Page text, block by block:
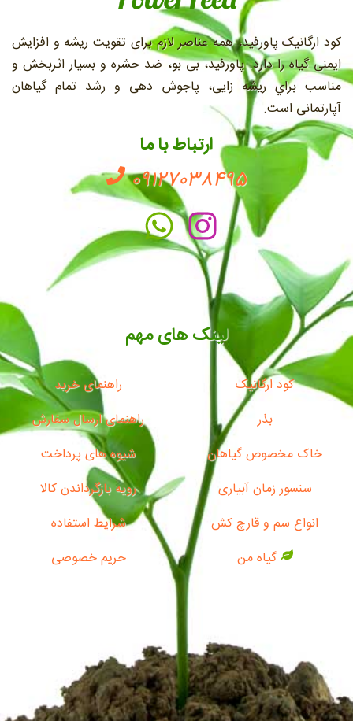
کود ارگانیک پاورفید، همه عناصر لازم برای تقویت ریشه و افزایش
ایمنی گیاه را دارد. پاورفید، بی بو، ضد حشره و بسیار اثربخش و
مناسب براي ريشه زايی، پاجوش دهی و رشد تمام گیاهان
آپارتمانی است.
ارتباط با ما
09127038495
لینک های مهم
کود ارگانیک
بذر
خاک مخصوص گیاهان
سنسور زمان آبیاری
انواع سم و قارچ کش
گیاه من
راهنمای خرید
راهنمای ارسال سفارش
شیوه های پرداخت
رویه بازگرداندن کالا
شرایط استفاده
حریم خصوصی